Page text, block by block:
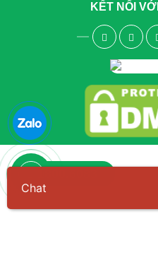
KẾT NỐI
Chat